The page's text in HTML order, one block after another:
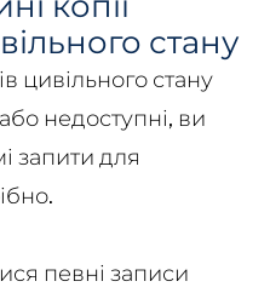
стану
цивільного стану
недоступні, ви
запити для
певні записи